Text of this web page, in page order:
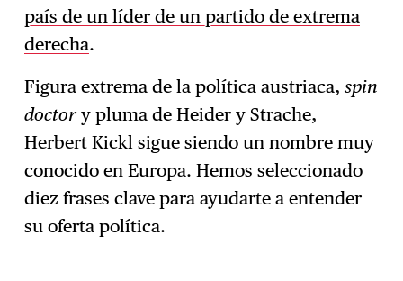
país de un líder de un partido de extrema
derecha.
Figura extrema de la política austriaca,spin
doctory pluma de Heider y Strache,
Herbert Kickl sigue siendo un nombre muy
conocido en Europa. Hemos seleccionado
diez frases clave para ayudarte a entender
su oferta política.